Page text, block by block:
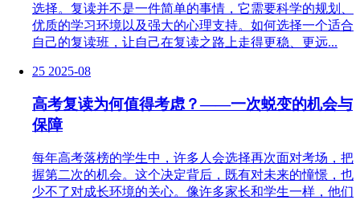
选择。复读并不是一件简单的事情，它需要科学的规划、
优质的学习环境以及强大的心理支持。如何选择一个适合
自己的复读班，让自己在复读之路上走得更稳、更远...
25 2025-08
高考复读为何值得考虑？——一次蜕变的机会与
保障
每年高考落榜的学生中，许多人会选择再次面对考场，把
握第二次的机会。这个决定背后，既有对未来的憧憬，也
少不了对成长环境的关心。像许多家长和学生一样，他们